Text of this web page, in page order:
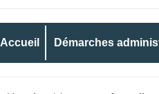
Accueil Démarches